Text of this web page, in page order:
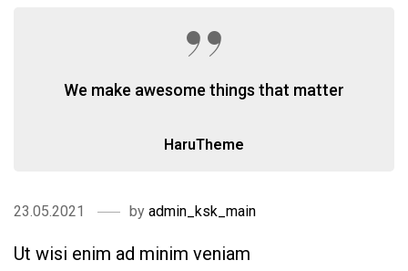
We make awesome things that matter
HaruTheme
23.05.2021 by admin_ksk_main
Ut wisi enim ad minim veniam